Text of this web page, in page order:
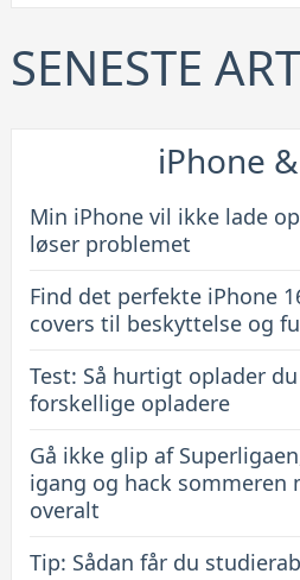
16
cover:
til
beskyttelse
funktionalitet
SENESTE
iPhone
Min iPhone vil ikke lade
løser problemet
Find det perfekte iPhone
covers til beskyttelse og
Test: Så hurtigt oplader
forskellige opladere
Gå ikke glip af
igang og hack
overalt
Tip: Sådan får du